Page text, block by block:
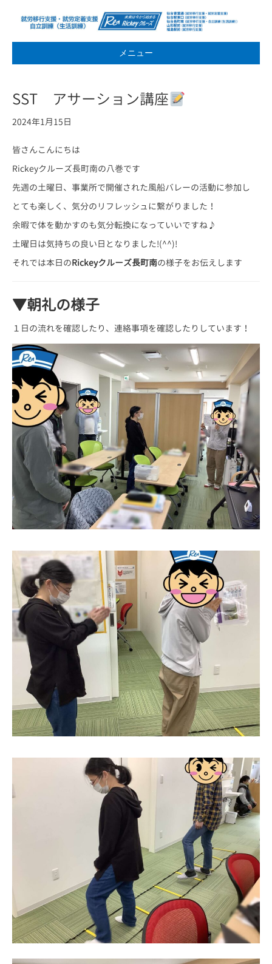
メニュー
SST アサーション講座
2024年1月15日
皆さんこんにちは
Rickeyクルーズ長町南の八巻です
先週の土曜日、事業所で開催された風船バレーの活動に参加し
とても楽しく、気分のリフレッシュに繋がりました！
余暇で体を動かすのも気分転換になっていいですね♪
土曜日は気持ちの良い日となりました!(^^)!
それでは本日のRickeyクルーズ長町南の様子をお伝えします
▼朝礼の様子
１日の流れを確認したり、連絡事項を確認したりしています！